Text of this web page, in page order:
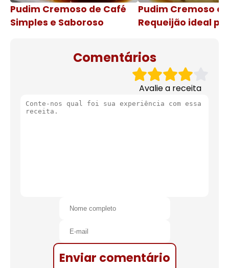
Pudim Cremoso de Café
Simples e Saboroso
Pudim Cremoso
Requeijão ideal
Comentários
Avalie a receita
Enviar comentário